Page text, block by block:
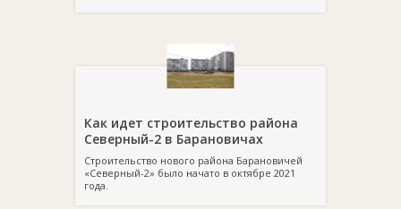
Как идет строительство района
Северный-2 в Барановичах
Строительство нового района Барановичей
«Северный-2» было начато в октябре 2021
года.